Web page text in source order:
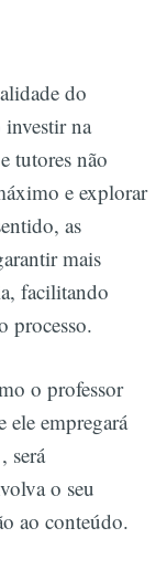
do
na
tutores não
e explorar
as
mais
facilitando
processo.
o professor
ele empregará
será
o seu
ao conteúdo.